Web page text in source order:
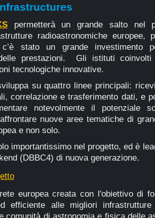
permetterà un grande salto nel
radioastronomiche
stato un grande investimento
prestazioni. Gli istituti
tecnologiche innovative.
su quattro linee principali:
correlazione e trasferimento dati, e
notevolmente il potenziale
nuove aree tematiche di
e non solo.
importantissimo nel progetto, ed è
(DBBC4) di nuova generazione.
europea creata con l'obiettivo di
efficiente alle migliori
comunità di astronomia e fisica delle